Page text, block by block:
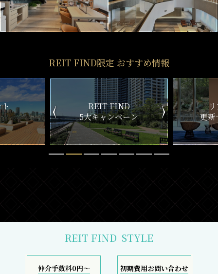
REIT FIND限定 おすすめ情報
REIT FIND
5大キャンペーン
リアルタ
更新一覧チ
REIT FIND STYLE
仲介手数料0円～ 初期費用お問い合わせ